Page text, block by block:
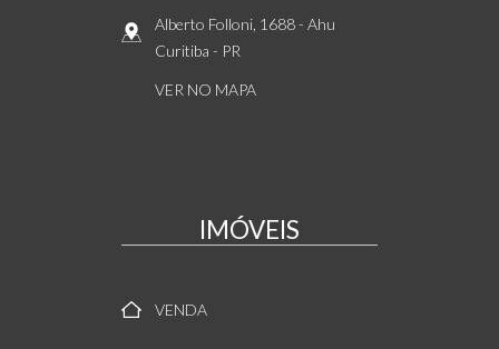
Alberto Folloni, 1688- Ahu
Curitiba - PR
VER NO MAPA
IMÓVEIS
VENDA